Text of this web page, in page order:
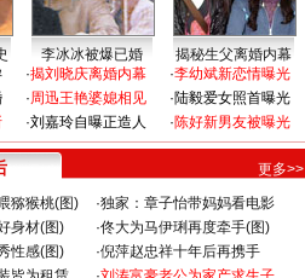
李冰冰被爆已婚
揭秘生父离婚内幕
·揭刘晓庆离婚内幕
·周迅王艳婆媳相见
·刘嘉玲自曝正造人
·李幼斌新恋情曝光
·陆毅爱女照首曝光
·陈好新男友被曝光
更多>>
猕猴桃(图) ·独家：章子怡带妈妈看电影
身材(图) ·佟大为马伊琍再度牵手(图)
性感(图) ·倪萍赵忠祥十年后再携手